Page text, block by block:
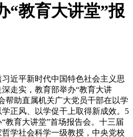
“教育大讲堂”报
近平新时代中国特色社会主义思
走实，教育部举办“教育大讲
帮助直属机关广大党员干部在以学
正风、以学促干上取得新成效。5
教育大讲堂”首场报告会。十三届
学社会科学一级教授，中央党校